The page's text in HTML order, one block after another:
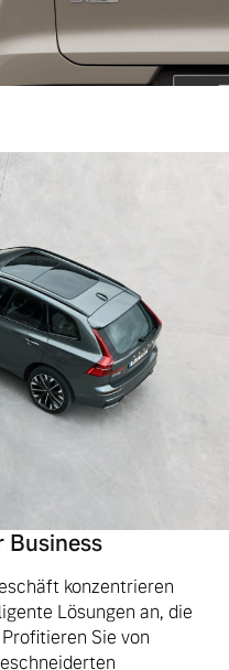
Business
konzentrieren
Lösungen an, die
Sie von